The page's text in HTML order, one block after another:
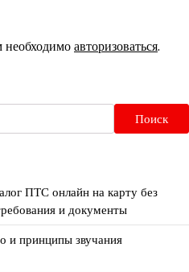
необходимоавторизоваться.
Поиск
ПТС онлайн на карту без
и документы
и принципы звучания